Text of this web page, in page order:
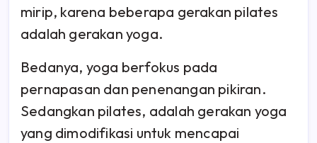
mirip, karena beberapa gerakan pilates
adalah gerakan yoga.
Bedanya, yoga berfokus pada
pernapasan dan penenangan pikiran.
Sedangkan pilates, adalah gerakan yoga
yang dimodifikasi untuk mencapai